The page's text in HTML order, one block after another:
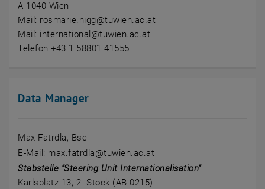
A-1040 Wien
Mail: rosmarie.nigg@tuwien.ac.at
Mail: international@tuwien.ac.at
Telefon +43 1 58801 41555
Data Manager
Max Fatrdla, Bsc
E-Mail: max.fatrdla@tuwien.ac.at
Stabstelle “Steering Unit Internationalisation”
Karlsplatz 13, 2. Stock (AB 0215)